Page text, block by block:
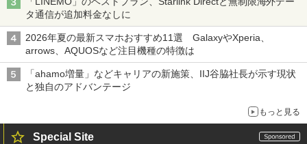
タ通信が追加料金なしに
2026年夏の最新スマホおすすめ11選 GalaxyやXperia、
arrows、AQUOSなど注目機種の特徴は
「ahamo増量」などキャリアの新施策、IIJ谷脇社長が示す現状
と独自のアドバンテージ
もっと見る
Special Site